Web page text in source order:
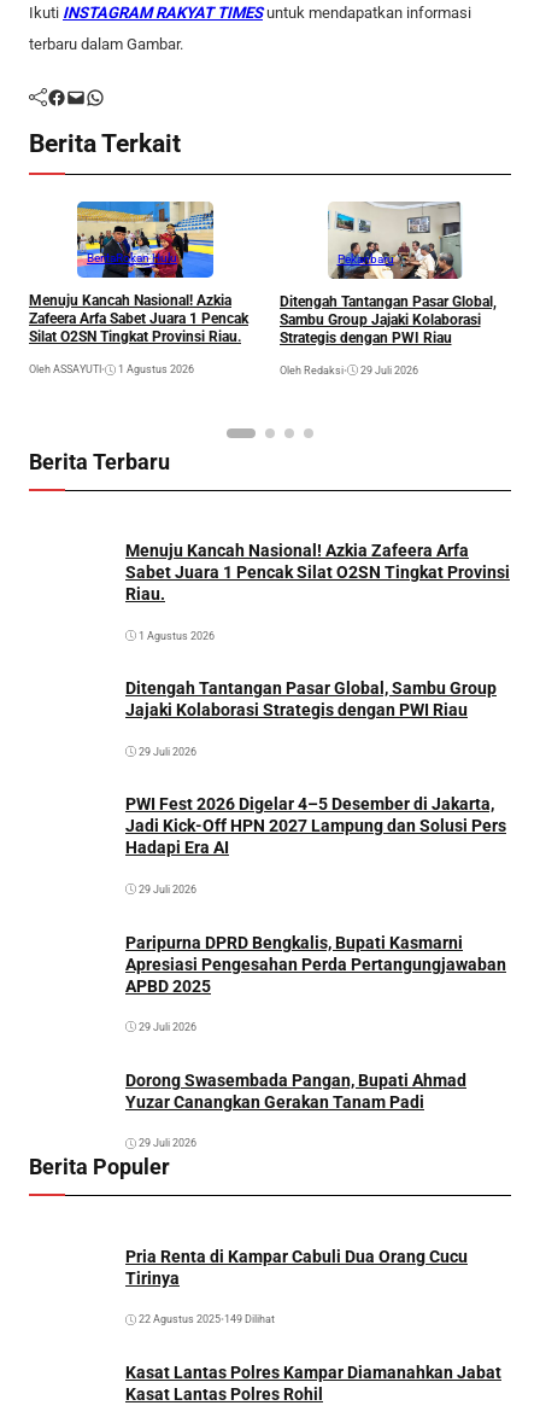
Ikuti INSTAGRAM RAKYAT TIMESuntuk mendapatkan informasi
terbaru dalam Gambar.
Facebook Mail WhatsApp
Berita Terkait
BeritaRokan Hulu
Menuju Kancah Nasional! Azkia
Zafeera Arfa Sabet Juara 1 Pencak
Silat O2SN Tingkat Provinsi Riau.
Oleh ASSAYUTI • 1 Agustus 2026
Pekanbaru
Ditengah Tantangan Pasar Global,
Sambu Group Jajaki Kolaborasi
Strategis dengan PWI Riau
Oleh Redaksi• 29 Juli 2026
Berita Terbaru
Menuju Kancah Nasional! Azkia Zafeera Arfa
Sabet Juara 1 Pencak Silat O2SN Tingkat Provinsi
Riau.
1 Agustus 2026
Ditengah Tantangan Pasar Global, Sambu Group
Jajaki Kolaborasi Strategis dengan PWI Riau
29 Juli 2026
PWI Fest 2026 Digelar 4–5 Desember di Jakarta,
Jadi Kick-Off HPN 2027 Lampung dan Solusi Pers
Hadapi Era AI
29 Juli 2026
Paripurna DPRD Bengkalis, Bupati Kasmarni
Apresiasi Pengesahan Perda Pertangungjawaban
APBD 2025
29 Juli 2026
Dorong Swasembada Pangan, Bupati Ahmad
Yuzar Canangkan Gerakan Tanam Padi
29 Juli 2026
Berita Populer
Pria Renta di Kampar Cabuli Dua Orang Cucu
Tirinya
22 Agustus 2025•149 Dilihat
Kasat Lantas Polres Kampar Diamanahkan Jabat
Kasat Lantas Polres Rohil